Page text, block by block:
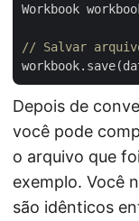
Workbook
// Salvar
Depois de
você pode
o arquivo que
exemplo. Você
são idênticos